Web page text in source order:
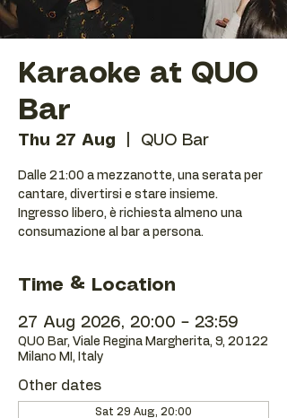
Karaoke at QUO
Bar
Thu 27 Aug QUO Bar
Dalle 21:00 a mezzanotte, una serata per
cantare, divertirsi e stare insieme.
Ingresso libero, è richiesta almeno una
consumazione al bar a persona.
Time & Location
27 Aug 2026, 20:00 – 23:59
QUO Bar, Viale Regina Margherita, 9, 20122
Milano MI, Italy
Other dates
Sat 29 Aug, 20:00